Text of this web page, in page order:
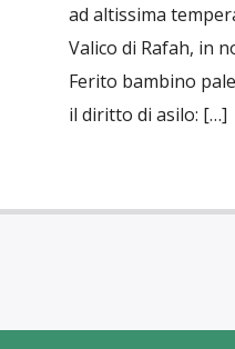
ad altissima
Valico di Rafah, in
Ferito bambino
il diritto di asilo: […]